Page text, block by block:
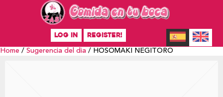
LOG IN REGISTER!
Home / Sugerencia del dia / HOSOMAKI NEGITORO